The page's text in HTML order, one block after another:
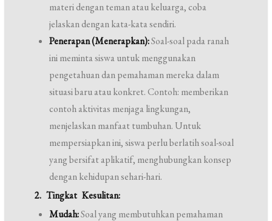
materi dengan teman atau keluarga, coba
jelaskan dengan kata-kata sendiri.
Penerapan (Menerapkan):Soal-soal pada ranah
ini meminta siswa untuk menggunakan
pengetahuan dan pemahaman mereka dalam
situasi baru atau konkret. Contoh: memberikan
contoh aktivitas menjaga lingkungan,
menjelaskan manfaat tumbuhan. Untuk
mempersiapkan ini, siswa perlu berlatih soal-soal
yang bersifat aplikatif, menghubungkan konsep
dengan kehidupan sehari-hari.
2. Tingkat Kesulitan:
Mudah:Soal yang membutuhkan pemahaman